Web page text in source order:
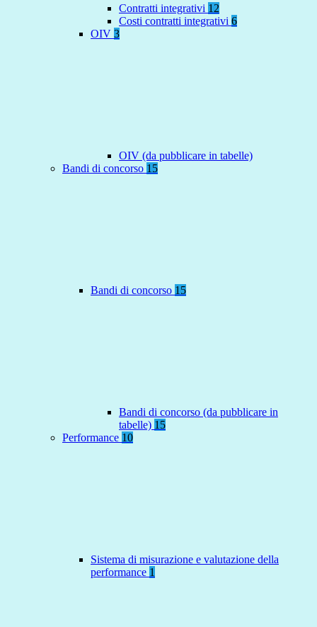
Contratti integrativi 12
Costi contratti integrativi 6
OIV 3
OIV (da pubblicare in tabelle)
Bandi di concorso 15
Bandi di concorso 15
Bandi di concorso (da pubblicare in
tabelle) 15
Performance 10
Sistema di misurazione e valutazione della
performance 1